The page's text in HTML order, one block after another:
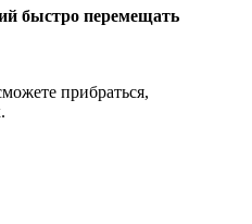
быстро перемещать
прибраться,